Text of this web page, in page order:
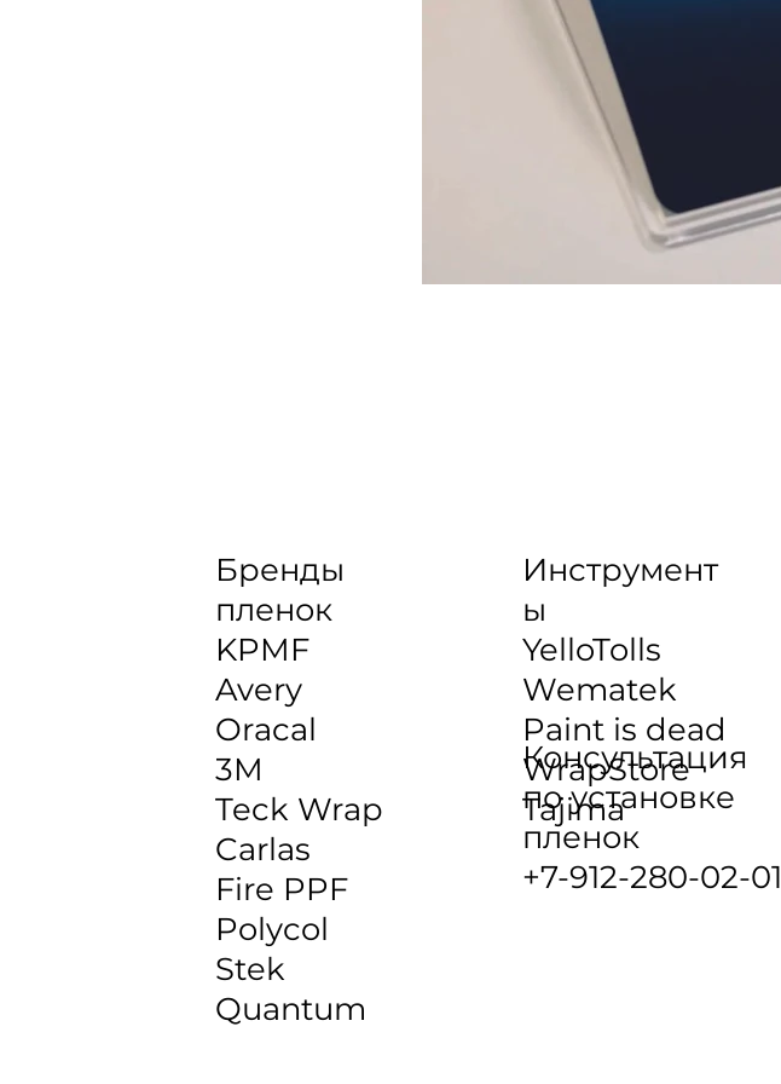
Бренды
пленок
KPMF
Avery
Oracal
3M
Teck Wrap
Carlas
Fire PPF
Polycol
Stek
Quantum
Инструмент
ы
YelloTolls
Wematek
Paint is dead
WrapStore
Tajima
Консультация
по установке
пленок
+7-912-280-02-01